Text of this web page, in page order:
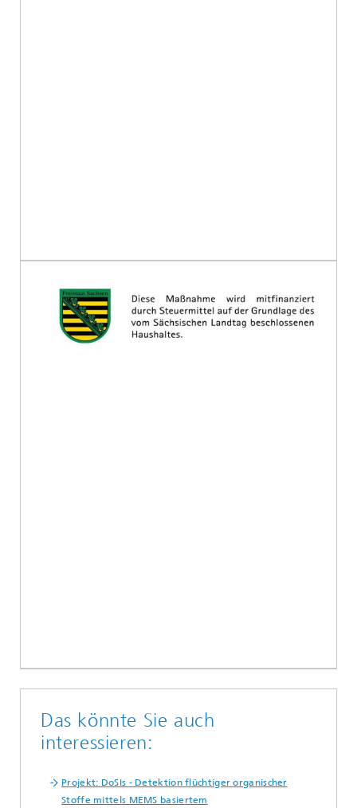
Das könnte Sie auch
interessieren:
Projekt: DoSIs - Detektion flüchtiger organischer
Stoffe mittels MEMS basiertem